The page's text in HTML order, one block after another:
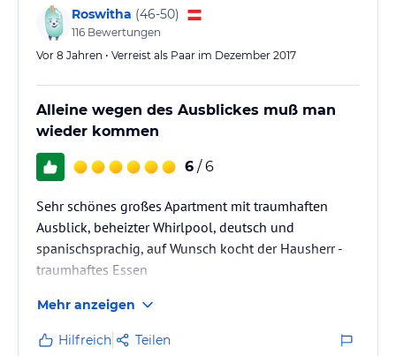
Roswitha (46-50)
116 Bewertungen
Vor 8 Jahren • Verreist als Paar im Dezember 2017
Alleine wegen des Ausblickes muß man
wieder kommen
6 / 6
Sehr schönes großes Apartment mit traumhaften
Ausblick, beheizter Whirlpool, deutsch und
spanischsprachig, auf Wunsch kocht der Hausherr -
traumhaftes Essen
Mehr anzeigen
Hilfreich Teilen